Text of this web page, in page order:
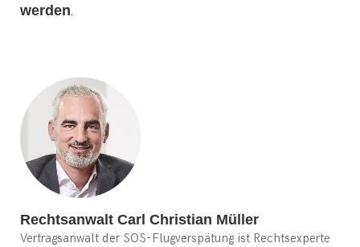
werden.
Rechtsanwalt Carl Christian Müller
Vertragsanwalt der SOS-Flugverspätung ist Rechtsexperte